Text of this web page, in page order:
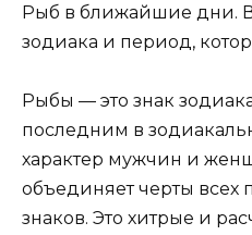
Рыб в ближайшие дни.
зодиака и период,
Рыбы — это знак
последним в
характер мужчин и
объединяет черты
знаков. Это хитрые и